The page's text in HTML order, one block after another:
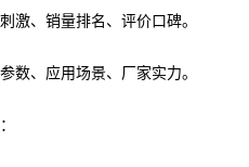
激、销量排名、评价口碑。
数、应用场景、厂家实力。